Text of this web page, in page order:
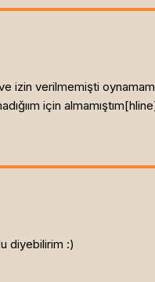
izin verilmemişti
için
diyebilirim :)